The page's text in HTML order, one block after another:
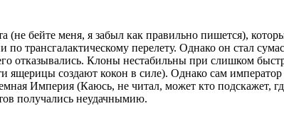
бейте меня, я забыл как правильно пишется),
трансгалактическому перелету. Однако он стал
отказывались. Клоны нестабильны при слишком
создают кокон в силе). Однако сам император
Империя (Каюсь, не читал, может кто подскажет,
получались неудачнымию.